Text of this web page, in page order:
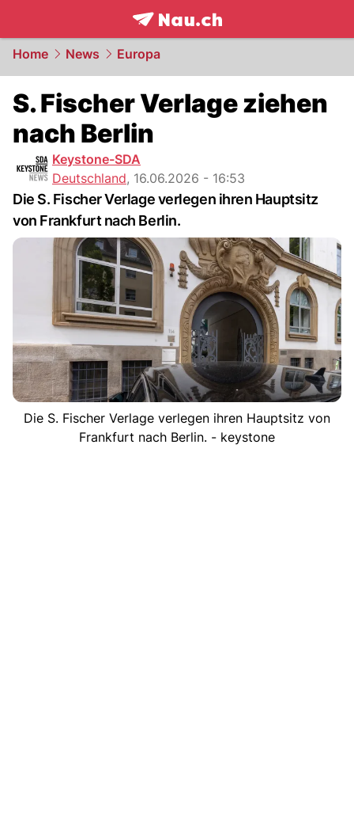
frontpage.NAU.ch
Home News Europa
S. Fischer Verlage ziehen
nach Berlin
Keystone-SDA
Deutschland, 16.06.2026 - 16:53
Die S. Fischer Verlage verlegen ihren Hauptsitz
von Frankfurt nach Berlin.
Die S. Fischer Verlage verlegen ihren Hauptsitz von
Frankfurt nach Berlin. - keystone